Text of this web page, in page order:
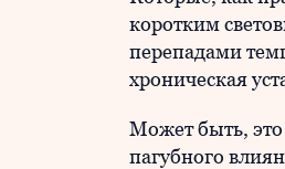
коротким
перепадами
хроническая
Может быть, это
пагубного